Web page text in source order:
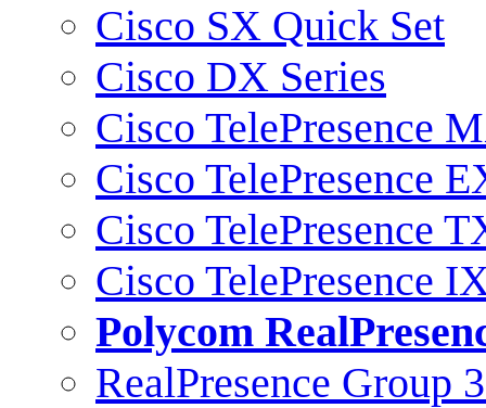
Cisco SX Quick Set
Cisco DX Series
Cisco TelePresence
Cisco TelePresence
Cisco TelePresence
Cisco TelePresence
Polycom
RealPresence Group